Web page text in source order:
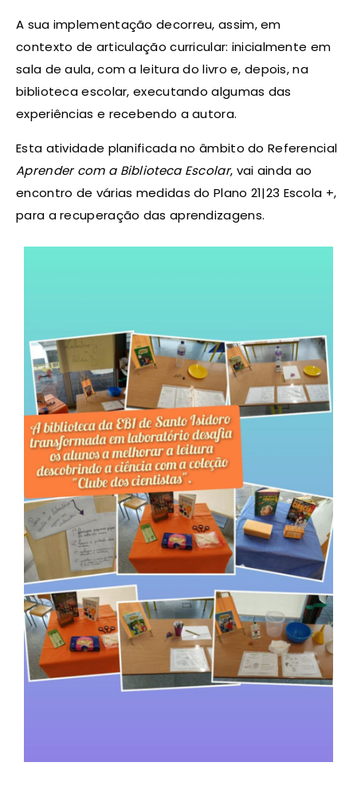
A sua implementação decorreu, assim, em
contexto de articulação curricular: inicialmente em
sala de aula, com a leitura do livro e, depois, na
biblioteca escolar, executando algumas das
experiências e recebendo a autora.
Esta atividade planificada no âmbito do Referencial
Aprender com a Biblioteca Escolar, vai ainda ao
encontro de várias medidas do Plano 21|23 Escola +,
para a recuperação das aprendizagens.